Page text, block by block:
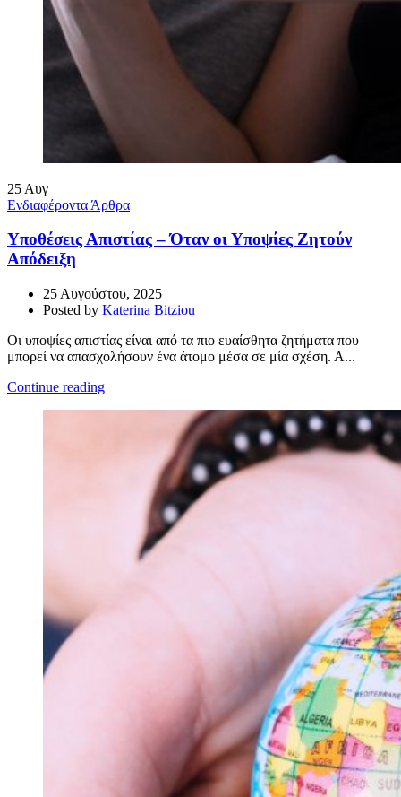
25 Αυγ
Ενδιαφέροντα Άρθρα
Υποθέσεις Απιστίας – Όταν οι Υποψίες Ζητούν
Απόδειξη
25 Αυγούστου, 2025
Posted by Katerina Bitziou
Οι υποψίες απιστίας είναι από τα πιο ευαίσθητα ζητήματα που
μπορεί να απασχολήσουν ένα άτομο μέσα σε μία σχέση. Α...
Continue reading